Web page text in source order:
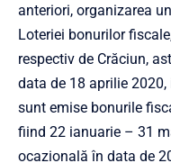
anteriori, organizarea
Loteriei bonurilor
respectiv de Crăciun,
data de 18 aprilie
sunt emise bonurile
fiind 22 ianuarie – 31
ocazională în data de